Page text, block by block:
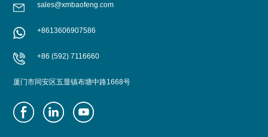
了解更多
sales@xmbaofeng.com
+8613606907586
+86 (592) 7116660
厦门市同安区五显镇布塘中路1668号